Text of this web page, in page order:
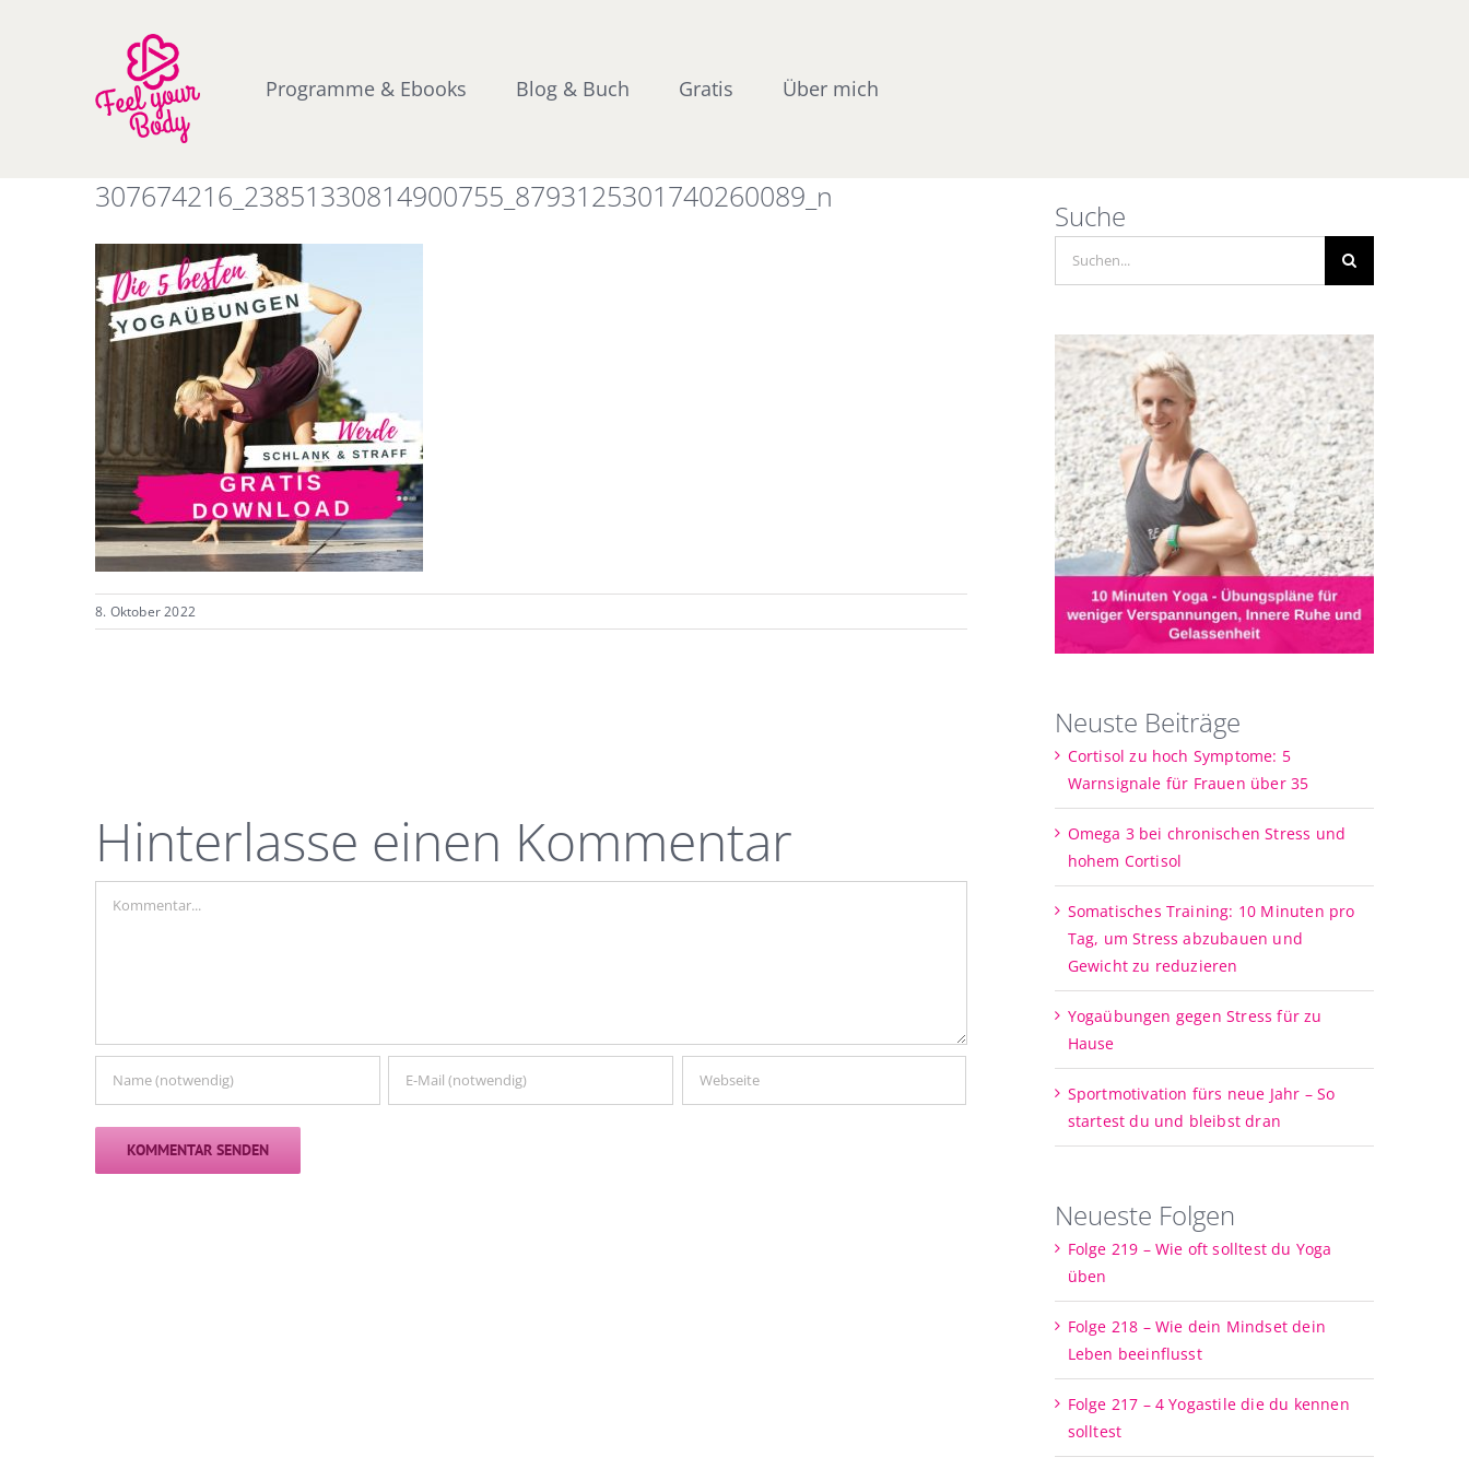
Programme & Ebooks Blog & Buch Gratis Über mich
307674216_23851330814900755_8793125301740260089_n
8. Oktober 2022
Hinterlasse einen Kommentar
Suche
Neuste Beiträge
Cortisol zu hoch Symptome: 5
Warnsignale für Frauen über 35
Omega 3 bei chronischen Stress und
hohem Cortisol
Somatisches Training: 10 Minuten pro
Tag, um Stress abzubauen und
Gewicht zu reduzieren
Yogaübungen gegen Stress für zu
Hause
Sportmotivation fürs neue Jahr – So
startest du und bleibst dran
Neueste Folgen
Folge 219 – Wie oft solltest du Yoga
üben
Folge 218 – Wie dein Mindset dein
Leben beeinflusst
Folge 217 – 4 Yogastile die du kennen
solltest